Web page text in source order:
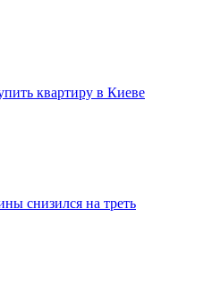
квартиру в Киеве
снизился на треть